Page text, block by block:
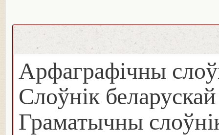
Арфаграфічны
Слоўнік
Граматычны